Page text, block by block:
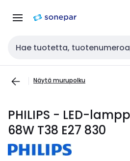
navigointiinsisältöön
Haku
Näytä murupolku
PHILIPS - LED-
68W T38 E27 830